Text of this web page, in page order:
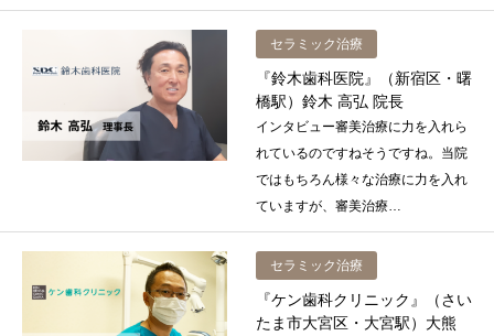
セラミック治療
『鈴木歯科医院』（新宿区・曙
橋駅）鈴木 高弘 院長
インタビュー審美治療に力を入れら
れているのですねそうですね。当院
ではもちろん様々な治療に力を入れ
ていますが、審美治療…
セラミック治療
『ケン歯科クリニック』（さい
たま市大宮区・大宮駅）大熊